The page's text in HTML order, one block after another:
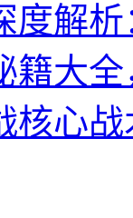
度解
籍大
核心